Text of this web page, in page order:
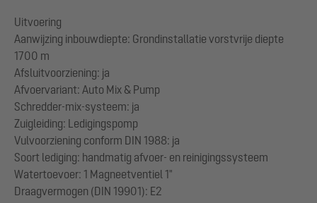
Uitvoering
Aanwijzing inbouwdiepte: Grondinstallatie vorstvrije diepte
1700 m
Afsluitvoorziening: ja
Afvoervariant: Auto Mix & Pump
Schredder-mix-systeem: ja
Zuigleiding: Ledigingspomp
Vulvoorziening conform DIN 1988: ja
Soort lediging: handmatig afvoer- en reinigingssysteem
Watertoevoer: 1 Magneetventiel 1"
Draagvermogen (DIN 19901): E2